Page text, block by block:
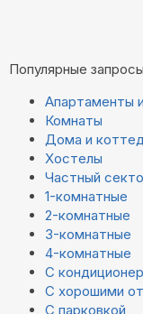
Популярные
Апартаменты
Комнаты
Дома и
Хостелы
Частный
1-комнатные
2-комнатные
3-комнатные
4-комнатные
С
С хорошими
С парковкой